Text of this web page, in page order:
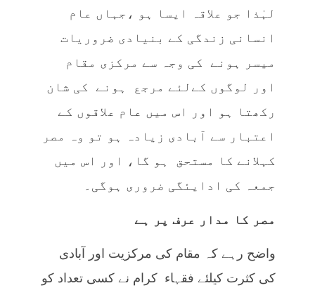
لہٰذا جو علاقہ ایسا ہو ،جہاں عام
انسانی زندگی کے بنیادی ضروریات
میسر ہونے کی وجہ سے مرکزی مقام
اور لوگوں کےلئے مرجع ہونے کی شان
رکھتا ہو اور اس میں عام علاقوں کے
اعتبار سے آبادی زیادہ ہو تو وہ مصر
کہلانے کا مستحق ہو گا، اور اس میں
جمعہ کی ادایئگی ضروری ہوگی۔
مصر کا مدار عرف پر ہے
واضح رہے کہ مقام کی مرکزیت اور آبادی
کی کثرت کیلئے فقہاء کرام نے کسی تعداد کو